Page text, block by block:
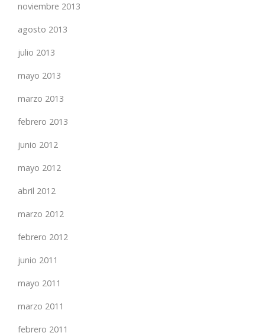
noviembre 2013
agosto 2013
julio 2013
mayo 2013
marzo 2013
febrero 2013
junio 2012
mayo 2012
abril 2012
marzo 2012
febrero 2012
junio 2011
mayo 2011
marzo 2011
febrero 2011